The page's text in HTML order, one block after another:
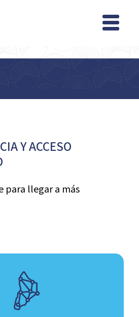
Y ACCESO
para llegar a más